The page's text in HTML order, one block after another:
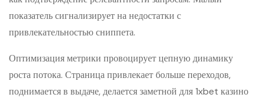
показатель сигнализирует на недостатки с
привлекательностью сниппета.
Оптимизация метрики провоцирует цепную динамику
роста потока. Страница привлекает больше переходов,
поднимается в выдаче, делается заметной для 1xbet казино